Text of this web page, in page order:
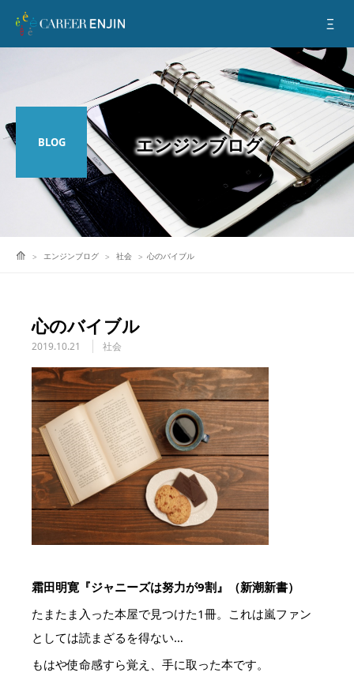
BLOG
エンジンブログ 社会 心のバイブル
心のバイブル
2019.10.21 社会
霜田明寛『ジャニーズは努力が9割』（新潮新書）
たまたま入った本屋で見つけた1冊。これは嵐ファン
としては読まざるを得ない…
もはや使命感すら覚え、手に取った本です。